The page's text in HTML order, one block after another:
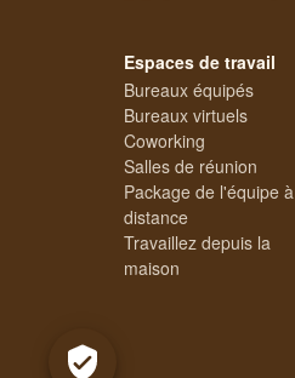
Espaces de travail
Bureaux équipés
Bureaux virtuels
Coworking
Salles de réunion
Package de l'équipe à
distance
Travaillez depuis la
maison